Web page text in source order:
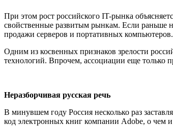
При этом рост российского IT-рынка
свойственные развитым рынкам. Если раньше
продажи серверов и портативных компьютеров.
Одним из косвенных признаков зрелости
технологий. Впрочем, ассоциации еще только
Неразборчивая русская речь
В минувшем году Россия несколько раз
код электронных книг компании Adobe, о чем